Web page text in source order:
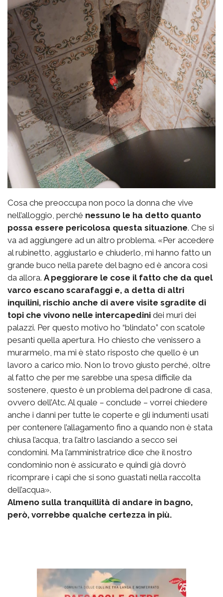
Cosa che preoccupa non poco la donna che vive
nell’alloggio, perché nessuno le ha detto quanto
possa essere pericolosa questa situazione. Che si
va ad aggiungere ad un altro problema. «Per accedere
al rubinetto, aggiustarlo e chiuderlo, mi hanno fatto un
grande buco nella parete del bagno ed è ancora così
da allora. A peggiorare le cose il fatto che da quel
varco escano scarafaggi e, a detta di altri
inquilini, rischio anche di avere visite sgradite di
topi che vivono nelle intercapedini dei muri dei
palazzi. Per questo motivo ho “blindato” con scatole
pesanti quella apertura. Ho chiesto che venissero a
murarmelo, ma mi è stato risposto che quello è un
lavoro a carico mio. Non lo trovo giusto perché, oltre
al fatto che per me sarebbe una spesa difficile da
sostenere, questo è un problema del padrone di casa,
ovvero dell’Atc. Al quale – conclude – vorrei chiedere
anche i danni per tutte le coperte e gli indumenti usati
per contenere l’allagamento fino a quando non è stata
chiusa l’acqua, tra l’altro lasciando a secco sei
condomini. Ma l’amministratrice dice che il nostro
condominio non è assicurato e quindi già dovrò
ricomprare i capi che si sono guastati nella raccolta
dell’acqua».
Almeno sulla tranquillità di andare in bagno,
però, vorrebbe qualche certezza in più.